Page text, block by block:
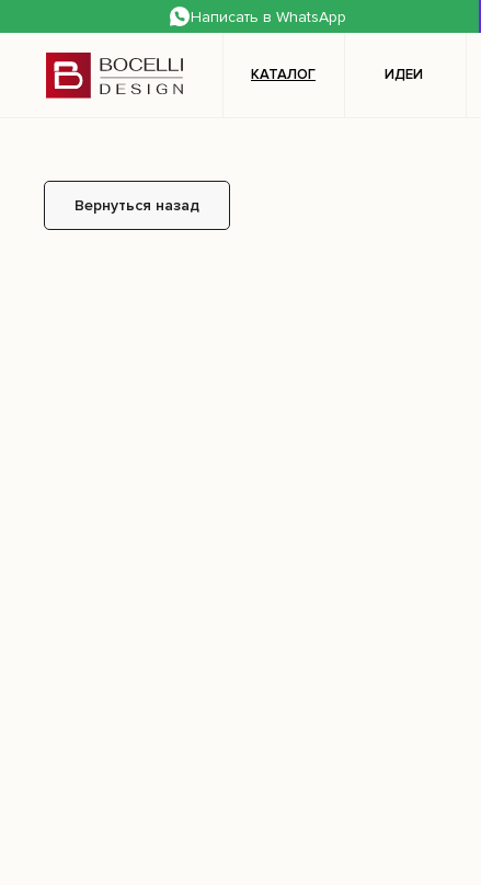
Написать в WhatsApp
КАТАЛОГ ИДЕИ
Вернуться назад